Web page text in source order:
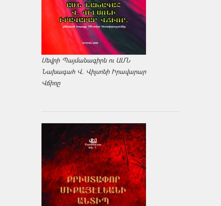
Սեվրի Պայմանագիրն ու ԱՄՆ
Նախագահ Վ. Վիլսոնի Իրավարար
Վճիռը